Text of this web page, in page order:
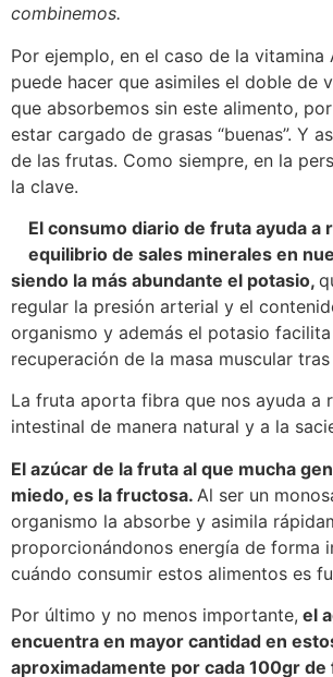
combinemos.
Por ejemplo, en el caso de la vitamina
puede hacer que asimiles el doble de
que absorbemos sin este alimento,
estar cargado de grasas “buenas”. Y
de las frutas. Como siempre, en la
la clave.
El consumo diario de fruta ayuda a
equilibrio de sales minerales en
siendo la más abundante el potasio,
regular la presión arterial y el
organismo y además el potasio
recuperación de la masa muscular
La fruta aporta fibra que nos ayuda a
intestinal de manera natural y a la
El azúcar de la fruta al que mucha
miedo, es la fructosa. Al ser un
organismo la absorbe y asimila
proporcionándonos energía de forma
cuándo consumir estos alimentos es
Por último y no menos importante, el
encuentra en mayor cantidad en
aproximadamente por cada 100gr